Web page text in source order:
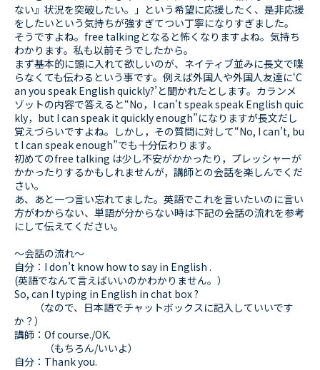
ない』状況を突破したい。」という希望に応援したく、是非応援
をしたいという気持ちが強すぎてつい丁寧になりすぎました。
そうですよね。free talkingとなると怖くなりますよね。気持ち
わかります。私も以前そうでしたから。
まず基本的に頭に入れて欲しいのが、ネイティブ並みに長文で喋
らなくても伝わるという事です。例えば外国人や外国人友達に‘C
an you speak English quickly?’と聞かれたとします。カランメ
ゾットの内容で答えると“No，I can't speak speak English quic
kly，but I can speak it quickly enough”になりますが長文だし
覚えづらいですよね。しかし，その質問に対して“No, I can’t, bu
t I can speak enough”でも十分伝わります。
初めてのfree talking は少し不安がかかったり，プレッシャーが
かかったりするかもしれませんが，講師との会話を楽しんでくだ
さい。
あ、あと一つ言い忘れてました。英語でこれを言いたいのに言い
方がわからない、単語が分からない時は下記の会話の流れを参考
にして伝えてください。
〜会話の流れ〜
自分：I don’t know how to say in English .
(英語でなんて言えばいいのかわかりません。）
So, can I typing in English in chat box ?
（なので、日本語でチャットボックスに記入していいです
か？）
講師：Of course./OK.
（もちろん/いいよ）
自分：Thank you.